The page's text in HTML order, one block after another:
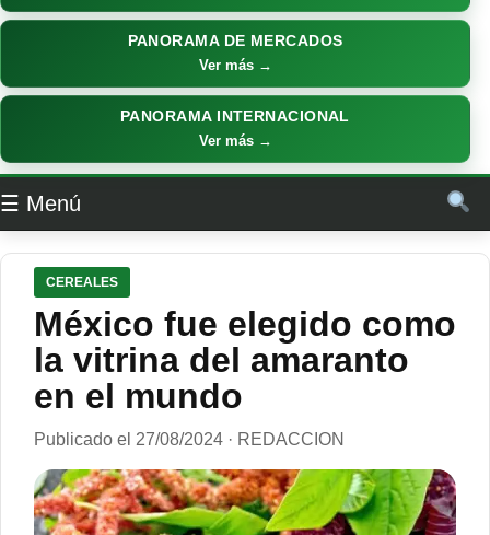
PANORAMA DE MERCADOS
Ver más →
PANORAMA INTERNACIONAL
Ver más →
☰ Menú
CEREALES
México fue elegido como
la vitrina del amaranto
en el mundo
Publicado el 27/08/2024 · REDACCION